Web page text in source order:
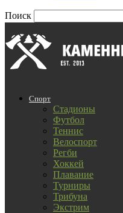
Поиск
Спорт
Стадионы
Футбол
Теннис
Велоспорт
Регби
Хоккей
Плавание
Турниры
Трибуна
Экстрим